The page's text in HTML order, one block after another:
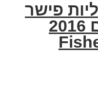
פישר
סילבר מגנזיום 2016